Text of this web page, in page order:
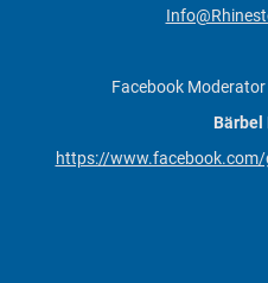
Facebook
Bärbel
https://